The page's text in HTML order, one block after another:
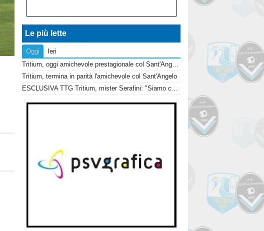
Le più lette
Oggi
Ieri
Tritium, oggi amichevole prestagionale col Sant'Angelo
Tritium, termina in parità l'amichevole col Sant'Angelo
ESCLUSIVA TTG Tritium, mister Serafini: "Siamo cercando di portare tutti..."